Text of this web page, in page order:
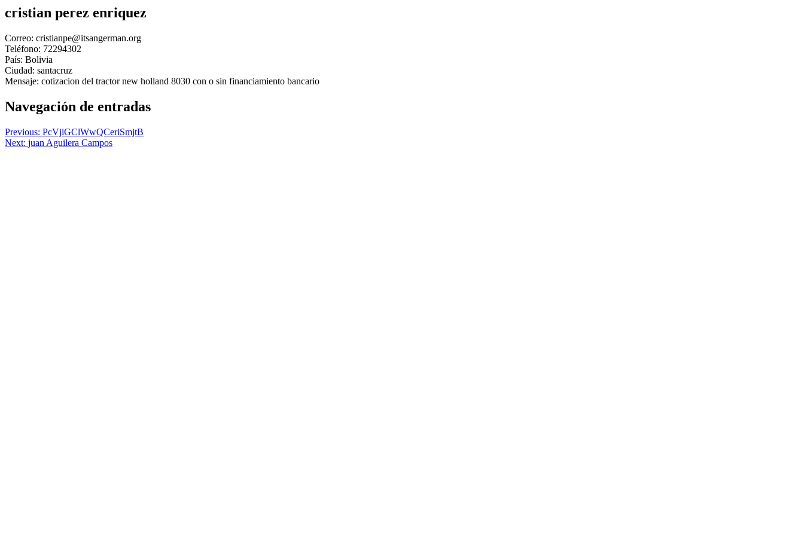
cristian perez enriquez
Correo: cristianpe@itsangerman.org
Teléfono: 72294302
País: Bolivia
Ciudad: santacruz
Mensaje: cotizacion del tractor new holland 8030 con o sin financiamiento bancario
Navegación de entradas
Previous: PcVjiGClWwQCeriSmjtB
Next: juan Aguilera Campos